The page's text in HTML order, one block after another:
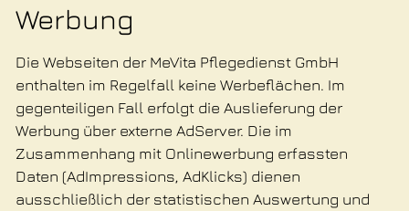
Werbung
Die Webseiten der MeVita Pflegedienst GmbH
enthalten im Regelfall keine Werbeflächen. Im
gegenteiligen Fall erfolgt die Auslieferung der
Werbung über externe AdServer. Die im
Zusammenhang mit Onlinewerbung erfassten
Daten (AdImpressions, AdKlicks) dienen
ausschließlich der statistischen Auswertung und